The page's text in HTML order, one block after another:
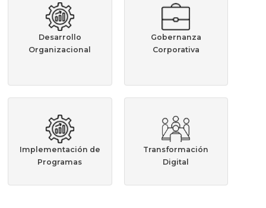
Desarrollo
Organizacional
Gobernanza
Corporativa
Implementación de
Programas
Transformación
Digital